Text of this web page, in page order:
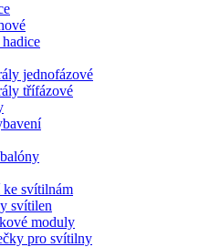
jednofázové
třífázové
ke svítilnám
svítilen
moduly
pro svítilny